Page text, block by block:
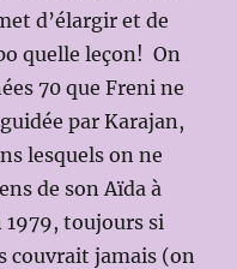
d’élargir et de
quelle leçon! On
70 que Freni ne
par Karajan,
lesquels on ne
de son Aïda à
1979, toujours si
couvrait jamais (on